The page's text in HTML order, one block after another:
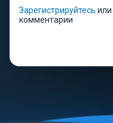
Зарегистрируйтесь или
комментарии